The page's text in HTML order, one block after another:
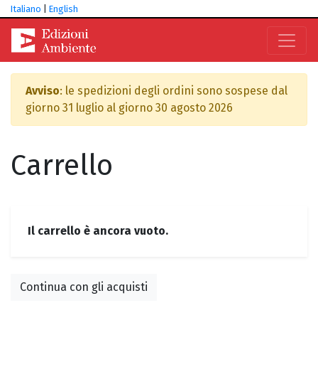
Italiano English
Avviso: le spedizioni degli ordini sono sospese dal
giorno 31 luglio al giorno 30 agosto 2026
Carrello
Il carrello è ancora vuoto.
Continua con gli acquisti